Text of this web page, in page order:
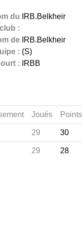
du
club :
IRB.Belkheir
de
:
IRB.Belkheir
(S)
:
IRBB
Joués Points
29 30
29 28